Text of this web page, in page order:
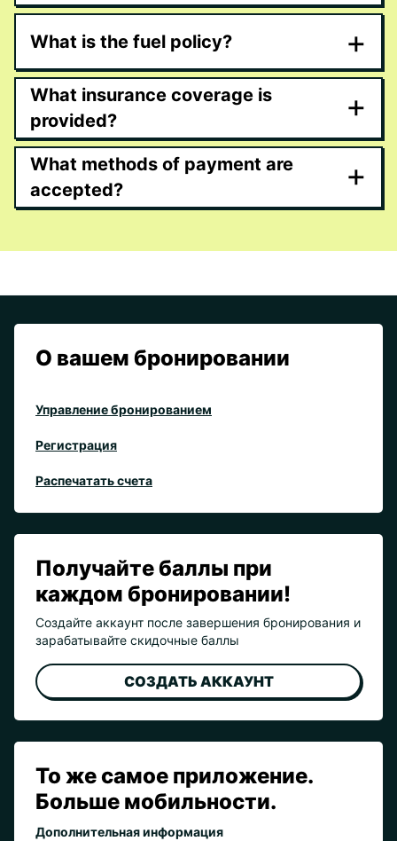
What is the fuel policy? +
What insurance coverage is
provided?
+
What methods of payment are
accepted?
+
О вашем бронировании
Управление бронированием
Регистрация
Распечатать счета
Получайте баллы при
каждом бронировании!
Создайте аккаунт после завершения бронирования и
зарабатывайте скидочные баллы
СОЗДАТЬ АККАУНТ
То же самое приложение.
Больше мобильности.
Дополнительная информация